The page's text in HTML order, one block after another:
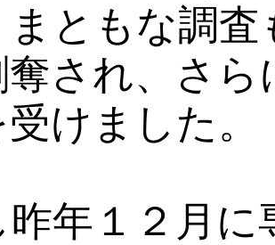
まともな調
され、さ
けました。
昨年１２月